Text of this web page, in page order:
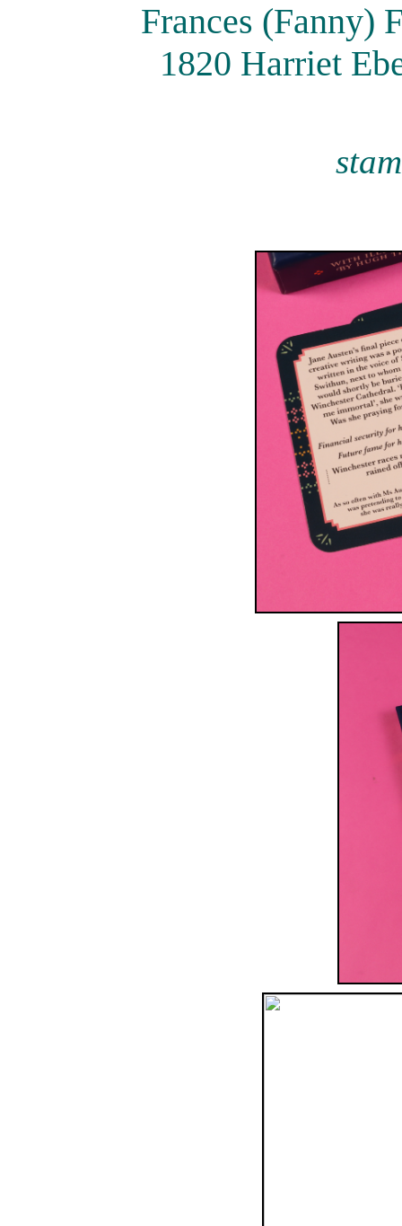
Frances (Fanny)
1820 Harriet